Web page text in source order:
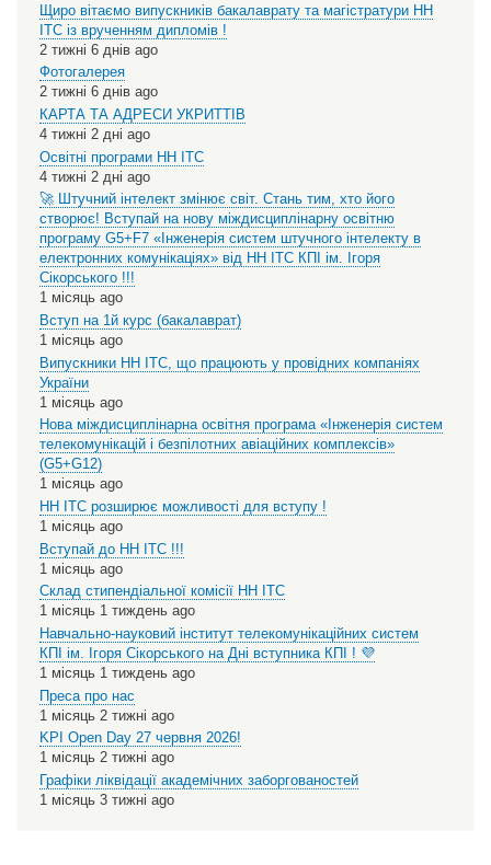
Щиро вітаємо випускників бакалаврату та магістратури НН
ІТС із врученням дипломів !
2 тижні 6 днів ago
Фотогалерея
2 тижні 6 днів ago
КАРТА ТА АДРЕСИ УКРИТТІВ
4 тижні 2 дні ago
Освітні програми НН ІТС
4 тижні 2 дні ago
🚀 Штучний інтелект змінює світ. Стань тим, хто його
створює! Вступай на нову міждисциплінарну освітню
програму G5+F7 «Інженерія систем штучного інтелекту в
електронних комунікаціях» від НН ІТС КПІ ім. Ігоря
Сікорського !!!
1 місяць ago
Вступ на 1й курс (бакалаврат)
1 місяць ago
Випускники НН ІТС, що працюють у провідних компаніях
України
1 місяць ago
Нова міждисциплінарна освітня програма «Інженерія систем
телекомунікацій і безпілотних авіаційних комплексів»
(G5+G12)
1 місяць ago
НН ІТС розширює можливості для вступу !
1 місяць ago
Вступай до НН ІТС !!!
1 місяць ago
Склад стипендіальної комісії НН ІТС
1 місяць 1 тиждень ago
Навчально-науковий інститут телекомунікаційних систем
КПІ ім. Ігоря Сікорського на Дні вступника КПІ ! 💜
1 місяць 1 тиждень ago
Преса про нас
1 місяць 2 тижні ago
KPI Open Day 27 червня 2026!
1 місяць 2 тижні ago
Графіки ліквідації академічних заборгованостей
1 місяць 3 тижні ago